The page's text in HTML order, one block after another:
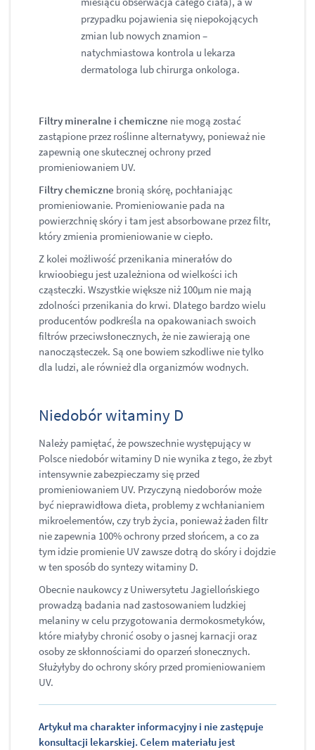
przypadku pojawienia się niepokojących
zmian lub nowych znamion –
natychmiastowa kontrola u lekarza
dermatologa lub chirurga onkologa.
Filtry mineralne i chemiczne nie mogą zostać
zastąpione przez roślinne alternatywy, ponieważ nie
zapewnią one skutecznej ochrony przed
promieniowaniem UV.
Filtry chemiczne bronią skórę, pochłaniając
promieniowanie. Promieniowanie pada na
powierzchnię skóry i tam jest absorbowane przez filtr,
który zmienia promieniowanie w ciepło.
Z kolei możliwość przenikania minerałów do
krwioobiegu jest uzależniona od wielkości ich
cząsteczki. Wszystkie większe niż 100µm nie mają
zdolności przenikania do krwi. Dlatego bardzo wielu
producentów podkreśla na opakowaniach swoich
filtrów przeciwsłonecznych, że nie zawierają one
nanocząsteczek. Są one bowiem szkodliwe nie tylko
dla ludzi, ale również dla organizmów wodnych.
Niedobór witaminy D
Należy pamiętać, że powszechnie występujący w
Polsce niedobór witaminy D nie wynika z tego, że zbyt
intensywnie zabezpieczamy się przed
promieniowaniem UV. Przyczyną niedoborów może
być nieprawidłowa dieta, problemy z wchłanianiem
mikroelementów, czy tryb życia, ponieważ żaden filtr
nie zapewnia 100% ochrony przed słońcem, a co za
tym idzie promienie UV zawsze dotrą do skóry i dojdzie
w ten sposób do syntezy witaminy D.
Obecnie naukowcy z Uniwersytetu Jagiellońskiego
prowadzą badania nad zastosowaniem ludzkiej
melaniny w celu przygotowania dermokosmetyków,
które miałyby chronić osoby o jasnej karnacji oraz
osoby ze skłonnościami do oparzeń słonecznych.
Służyłyby do ochrony skóry przed promieniowaniem
UV.
Artykuł ma charakter informacyjny i nie zastępuje
konsultacji lekarskiej. Celem materiału jest